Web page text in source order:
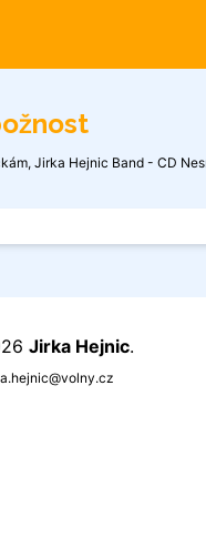
, Jirka Hejnic Band - CD
Jirka Hejnic.